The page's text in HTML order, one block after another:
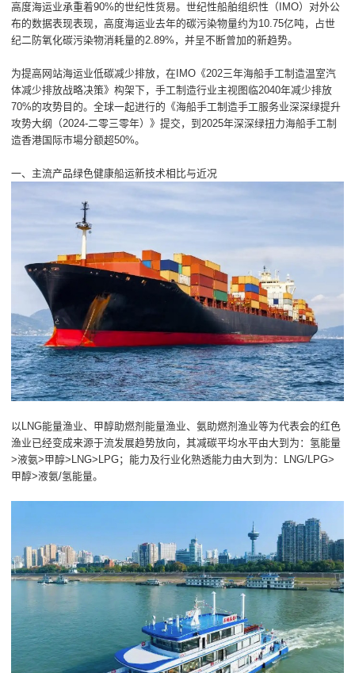
高度海运业承重着90%的世纪性货易。世纪性船舶组织性（IMO）对外公
布的数据表现表现，高度海运业去年的碳污染物量约为10.75亿吨，占世
纪二防氧化碳污染物消耗量的2.89%，并呈不断曾加的新趋势。
为提高网站海运业低碳减少排放，在IMO《202三年海船手工制造温室汽
体减少排放战略决策》构架下，手工制造行业主视图临2040年减少排放
70%的攻势目的。全球一起进行的《海船手工制造手工服务业深深绿提升
攻势大纲（2024-二零三零年）》提交，到2025年深深绿扭力海船手工制
造香港国际市場分额超50%。
一、主流产品绿色健康船运新技术相比与近况
以LNG能量渔业、甲醇助燃剂能量渔业、氨助燃剂渔业等为代表会的红色
渔业已经变成来源于流发展趋势放向，其减碳平均水平由大到为：氢能量
>液氨>甲醇>LNG>LPG；能力及行业化熟透能力由大到为：LNG/LPG>
甲醇>液氨/氢能量。